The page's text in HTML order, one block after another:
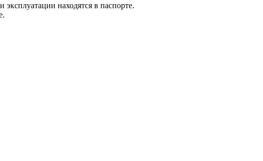
находятся в паспорте.